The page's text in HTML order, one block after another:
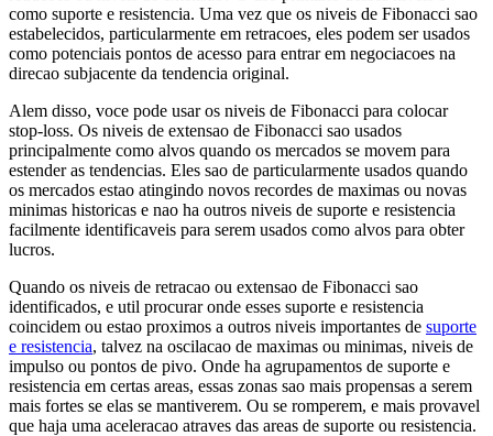
como suporte e resistencia. Uma vez que os niveis de Fibonacci sao
estabelecidos, particularmente em retracoes, eles podem ser usados
como potenciais pontos de acesso para entrar em negociacoes na
direcao subjacente da tendencia original.
Alem disso, voce pode usar os niveis de Fibonacci para colocar
stop-loss. Os niveis de extensao de Fibonacci sao usados
principalmente como alvos quando os mercados se movem para
estender as tendencias. Eles sao de particularmente usados quando
os mercados estao atingindo novos recordes de maximas ou novas
minimas historicas e nao ha outros niveis de suporte e resistencia
facilmente identificaveis para serem usados como alvos para obter
lucros.
Quando os niveis de retracao ou extensao de Fibonacci sao
identificados, e util procurar onde esses suporte e resistencia
coincidem ou estao proximos a outros niveis importantes de suporte
e resistencia, talvez na oscilacao de maximas ou minimas, niveis de
impulso ou pontos de pivo. Onde ha agrupamentos de suporte e
resistencia em certas areas, essas zonas sao mais propensas a serem
mais fortes se elas se mantiverem. Ou se romperem, e mais provavel
que haja uma aceleracao atraves das areas de suporte ou resistencia.